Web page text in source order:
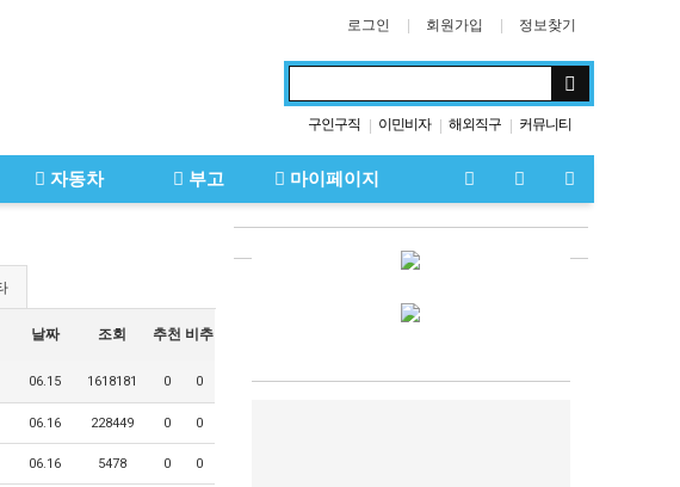
로그인 회원가입 정보찾기
구인구직 | 이민비자 | 해외직구 | 커뮤니티
자동차 부고 마이페이지
날짜 조회 추천 비추
06.15 1618181 0 0
06.16 228449 0 0
06.16 5478 0 0